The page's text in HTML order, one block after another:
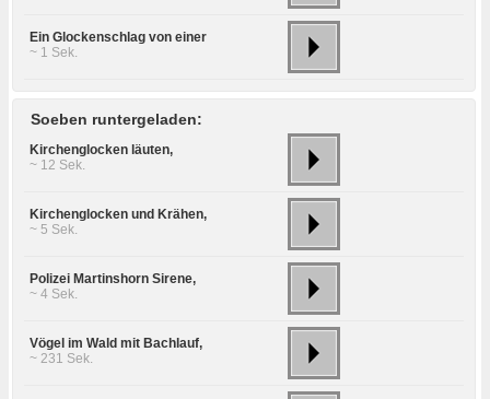
Ein Glockenschlag von einer
~ 1 Sek.
Soeben runtergeladen:
Kirchenglocken läuten,
~ 12 Sek.
Kirchenglocken und Krähen,
~ 5 Sek.
Polizei Martinshorn Sirene,
~ 4 Sek.
Vögel im Wald mit Bachlauf,
~ 231 Sek.